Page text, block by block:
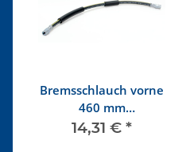
Bremsschlauch vorne
460 mm
Faustsattelbremse ab
14,31 € *